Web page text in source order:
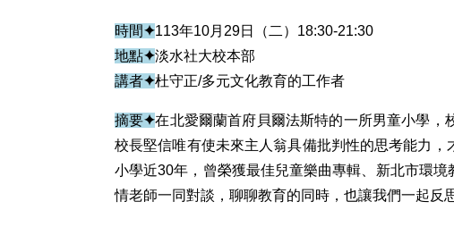
時間✦113年10月29日（二）18:30-21:30
地點✦淡水社大校本部
講者✦杜守正/多元文化教育的工作者
摘要✦在北愛爾蘭首府貝爾法斯特的一所男童小學，
校長堅信唯有使未來主人翁具備批判性的思考能力
小學近30年，曾榮獲最佳兒童樂曲專輯、新北市環
情老師一同對談，聊聊教育的同時，也讓我們一起反